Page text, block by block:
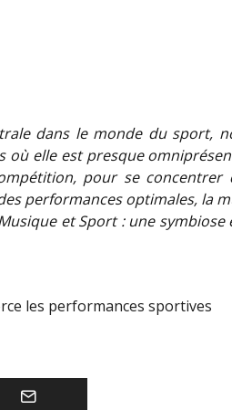
dans le monde du sport,
elle est presque
pour se concentrer
performances optimales, la
et Sport : une symbiose
les performances sportives